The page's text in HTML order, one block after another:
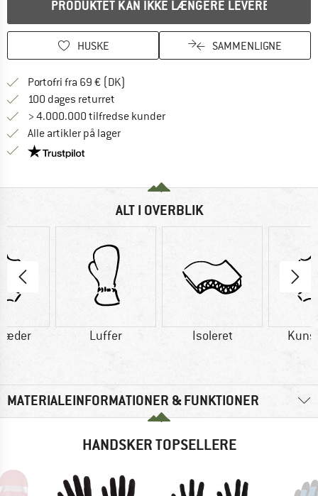
PRODUKTET KAN IKKE LÆNGERE LEVERES
HUSKE SAMMENLIGNE
Portofri fra 69 € (DK)
100 dages returret
> 4.000.000 tilfredse kunder
Alle artikler på lager
Vi er Trustpilot-certificeret - oplysningerne får du
ALT I OVERBLIK
Luffer Isoleret
MATERIALEINFORMATIONER & FUNKTIONER
HANDSKER TOPSELLERE